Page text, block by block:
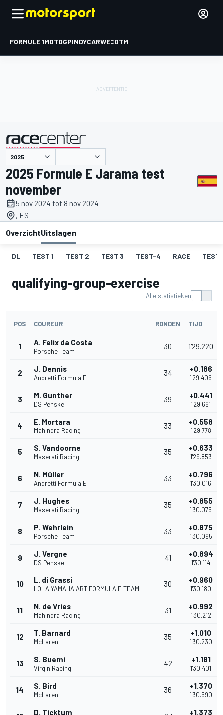
FORMULE 1MOTOGPINDYCARWECDTM
gepresenteerd door
2025 Formule E Jarama test
november
5 nov 2024 tot 8 nov 2024
, ES
OverzichtUitslagen
DL TEST 1 TEST 2 TEST 3 TEST-4 RACE
qualifying-group-exercise
Alle statistieken
POS COUREUR RONDEN TIJD
1 A. Felix da Costa
Porsche Team
30 1'29.220
2 J. Dennis
Andretti Formula E
34 +0.186
1'29.406
3 M. Gunther
DS Penske
39 +0.441
1'29.661
4 E. Mortara
Mahindra Racing
33 +0.558
1'29.778
5 S. Vandoorne
Maserati Racing
35 +0.633
1'29.853
6 N. Müller
Andretti Formula E
33 +0.796
1'30.016
7 J. Hughes
Maserati Racing
35 +0.855
1'30.075
8 P. Wehrlein
Porsche Team
33 +0.875
1'30.095
9 J. Vergne
DS Penske
41 +0.894
1'30.114
10 L. di Grassi
LOLA YAMAHA ABT FORMULA E TEAM
30 +0.960
1'30.180
11 N. de Vries
Mahindra Racing
31 +0.992
1'30.212
12 T. Barnard
McLaren
35 +1.010
1'30.230
13 S. Buemi
Virgin Racing
42 +1.181
1'30.401
14 S. Bird
McLaren
36 +1.370
1'30.590
D. Ticktum +1.373